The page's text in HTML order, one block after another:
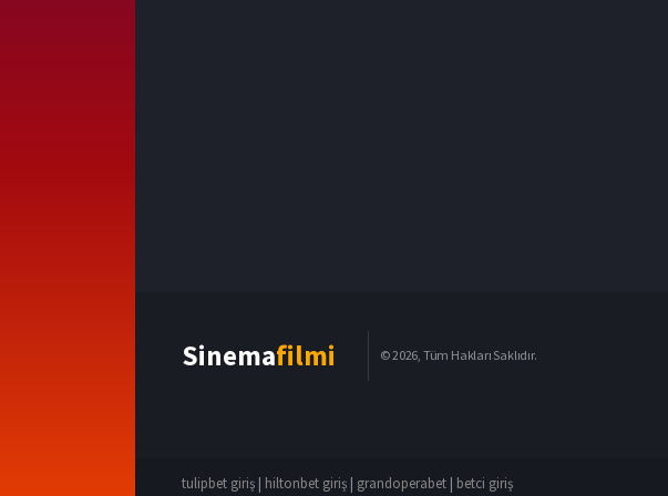
Sinemafilmi © 2026, Tüm Hakları Saklıdır.
tulipbet giriş | hiltonbet giriş | grandoperabet | betci giriş